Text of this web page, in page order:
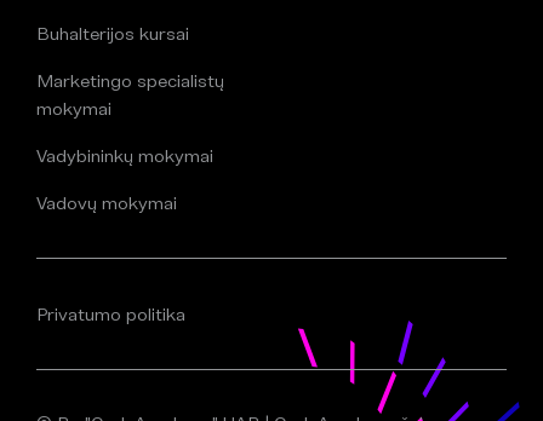
Buhalterijos kursai
Marketingo specialistų
mokymai
Vadybininkų mokymai
Vadovų mokymai
Privatumo politika